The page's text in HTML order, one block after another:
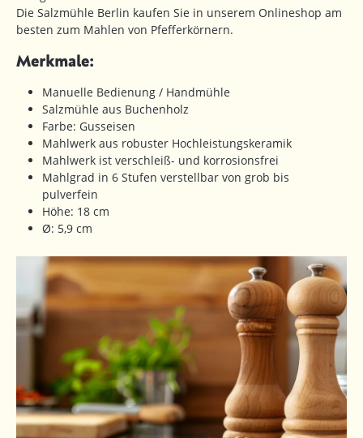
Die Salzmühle Berlin kaufen Sie in unserem Onlineshop am
besten zum Mahlen von Pfefferkörnern.
Merkmale:
Manuelle Bedienung / Handmühle
Salzmühle aus Buchenholz
Farbe: Gusseisen
Mahlwerk aus robuster Hochleistungskeramik
Mahlwerk ist verschleiß- und korrosionsfrei
Mahlgrad in 6 Stufen verstellbar von grob bis
pulverfein
Höhe: 18 cm
Ø: 5,9 cm